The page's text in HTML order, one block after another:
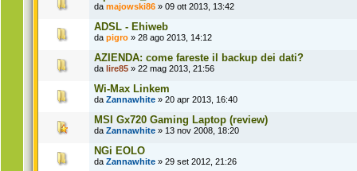
da majowski86 » 09 ott 2013, 13:42
ADSL - Ehiweb
da pigro » 28 ago 2013, 14:12
AZIENDA: come fareste il backup dei dati?
da lire85 » 22 mag 2013, 21:56
Wi-Max Linkem
da Zannawhite » 20 apr 2013, 16:40
MSI Gx720 Gaming Laptop (review)
da Zannawhite » 13 nov 2008, 18:20
NGi EOLO
da Zannawhite » 29 set 2012, 21:26